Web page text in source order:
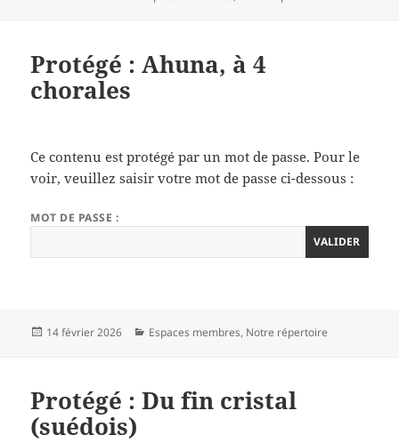
Protégé : Ahuna, à 4
chorales
Ce contenu est protégé par un mot de passe. Pour le
voir, veuillez saisir votre mot de passe ci-dessous :
MOT DE PASSE :
Publié
14 février 2026 Catégories
Espaces membres, Notre répertoire
Protégé : Du fin cristal
(suédois)